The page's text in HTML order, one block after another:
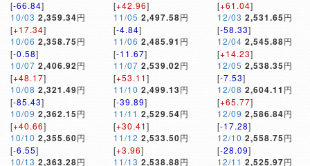
[-66.84]
10/03 2,359.34円
[+17.34]
10/06 2,358.75円
[-0.58]
10/07 2,406.92円
[+48.17]
10/08 2,321.49円
[-85.43]
10/09 2,362.15円
[+40.66]
10/10 2,355.60円
[-6.55]
10/13 2,363.28円
[+42.96]
11/05 2,497.58円
[-4.84]
11/06 2,485.91 円
[-11.67]
11/07 2,539.02円
[+53.11]
11/10 2,499.13円
[-39.89]
11/11 2,529.54円
[+30.41]
11/12 2,533.50円
[+3.96]
11/13 2,538.88円
[+61.04]
12/03 2,531.65円
[-58.33]
12/04 2,545.88円
[+14.23]
12/05 2,538.35円
[-7.53]
12/08 2,604.11 円
[+65.77]
12/09 2,586.84円
[-17.28]
12/10 2,558.75円
[-28.09]
12/11 2,525.97円